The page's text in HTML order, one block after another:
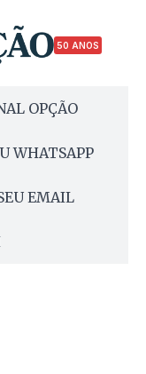
50 ANOS
OPÇÃO
WHATSAPP
EMAIL